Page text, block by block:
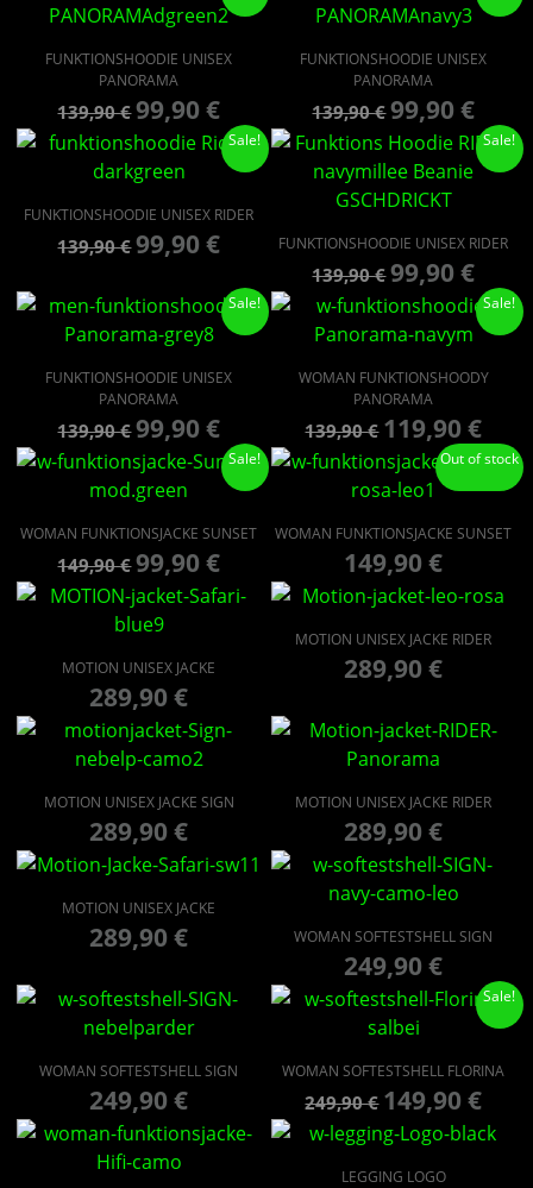
FUNKTIONSHOODIE UNISEX
PANORAMA
139,90€ 99,90€
FUNKTIONSHOODIE UNISEX
PANORAMA
139,90€ 99,90€
Sale!
FUNKTIONSHOODIE UNISEX RIDER
139,90€ 99,90€
Sale!
FUNKTIONSHOODIE UNISEX RIDER
139,90€ 99,90€
Sale!
FUNKTIONSHOODIE UNISEX
PANORAMA
139,90€ 99,90€
Sale!
WOMAN FUNKTIONSHOODY
PANORAMA
139,90€ 119,90€
Sale!
WOMAN FUNKTIONSJACKE SUNSET
149,90€ 99,90€
Out of stock
WOMAN FUNKTIONSJACKE SUNSET
149,90€
MOTION UNISEX JACKE
289,90€
MOTION UNISEX JACKE RIDER
289,90€
MOTION UNISEX JACKE SIGN
289,90€
MOTION UNISEX JACKE RIDER
289,90€
MOTION UNISEX JACKE
289,90€ WOMAN SOFTESTSHELL SIGN
249,90€
WOMAN SOFTESTSHELL SIGN
249,90€
Sale!
WOMAN SOFTESTSHELL FLORINA
249,90€ 149,90€
LEGGING LOGO